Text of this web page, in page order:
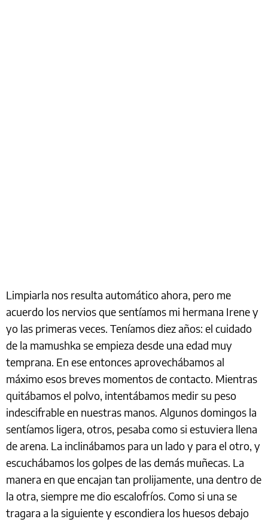
Limpiarla nos resulta automático ahora, pero me
acuerdo los nervios que sentíamos mi hermana Irene y
yo las primeras veces. Teníamos diez años: el cuidado
de la mamushka se empieza desde una edad muy
temprana. En ese entonces aprovechábamos al
máximo esos breves momentos de contacto. Mientras
quitábamos el polvo, intentábamos medir su peso
indescifrable en nuestras manos. Algunos domingos la
sentíamos ligera, otros, pesaba como si estuviera llena
de arena. La inclinábamos para un lado y para el otro, y
escuchábamos los golpes de las demás muñecas. La
manera en que encajan tan prolijamente, una dentro de
la otra, siempre me dio escalofríos. Como si una se
tragara a la siguiente y escondiera los huesos debajo